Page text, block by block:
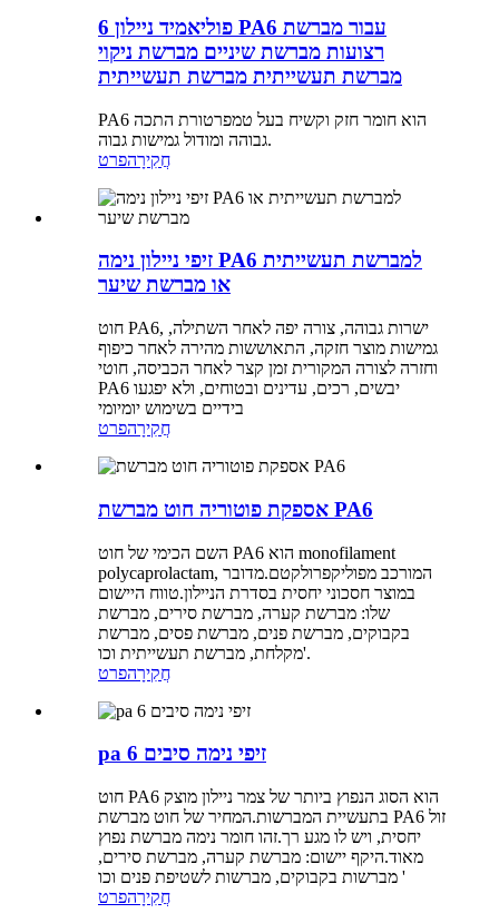
פוליאמיד ניילון 6 PA6 עבור מברשת
רצועות מברשת שיניים מברשת ניקוי
מברשת תעשייתית מברשת תעשייתית
PA6 הוא חומר חזק וקשיח בעל טמפרטורת התכה
גבוהה ומודול גמישות גבוה.
חֲקִירָהפרט
זיפי ניילון נימה PA6 למברשת תעשייתית
או מברשת שיער
חוט PA6, ישרות גבוהה, צורה יפה לאחר השתילה,
גמישות מוצר חזקה, התאוששות מהירה לאחר כיפוף
וחזרה לצורה המקורית זמן קצר לאחר הכביסה, חוטי
PA6 יבשים, רכים, עדינים ובטוחים, ולא יפגעו
בידיים בשימוש יומיומי
חֲקִירָהפרט
אספקת פוטוריה חוט מברשת PA6
השם הכימי של חוט PA6 הוא monofilament
polycaprolactam, המורכב מפוליקפרולקטם.מדובר
במוצר חסכוני יחסית בסדרת הניילון.טווח היישום
שלו: מברשת קערה, מברשת סירים, מברשת
בקבוקים, מברשת פנים, מברשת פסים, מברשת
מקלחת, מברשת תעשייתית וכו'.
חֲקִירָהפרט
pa 6 זיפי נימה סיבים
חוט PA6 הוא הסוג הנפוץ ביותר של צמר ניילון מוצק
בתעשיית המברשות.המחיר של חוט מברשת PA6 זול
יחסית, ויש לו מגע רך.זהו חומר נימה מברשת נפוץ
מאוד.היקף יישום: מברשת קערה, מברשת סירים,
מברשות בקבוקים, מברשות לשטיפת פנים וכו '
חֲקִירָהפרט